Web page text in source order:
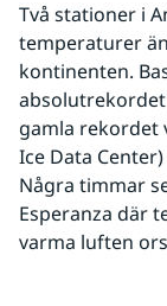
Två stationer i
temperaturer
kontinenten.
absolutrekordet
gamla rekordet
Ice Data
Några timmar
Esperanza där
varma luften